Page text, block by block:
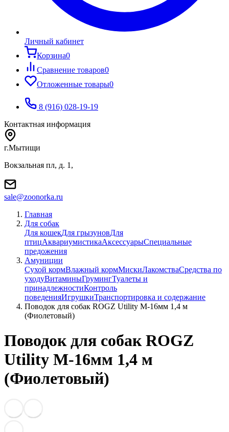
Личный кабинет
Корзина0
Сравнение товаров0
Отложенные товары0
8 (916) 028-19-19
Контактная информация
г.Мытищи
Вокзальная пл, д. 1,
sale@zoonorka.ru
Главная
Для собак
Для кошекДля грызуновДля
птицАквариумистикаАксессуарыСпециальные
предожения
Амуниции
Сухой кормВлажный кормМискиЛакомстваСредства по
уходуВитаминыГрумингТуалеты и
принадлежностиКонтроль
поведенияИгрушкиТранспортировка и содержание
Поводок для собак ROGZ Utility M-16мм 1,4 м
(Фиолетовый)
Поводок для собак ROGZ
Utility M-16мм 1,4 м
(Фиолетовый)